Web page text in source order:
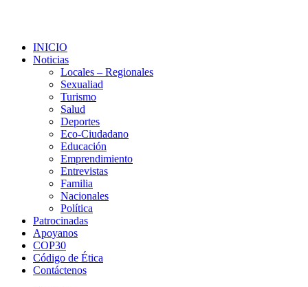
INICIO
Noticias
Locales – Regionales
Sexualiad
Turismo
Salud
Deportes
Eco-Ciudadano
Educación
Emprendimiento
Entrevistas
Familia
Nacionales
Política
Patrocinadas
Apoyanos
COP30
Código de Ética
Contáctenos